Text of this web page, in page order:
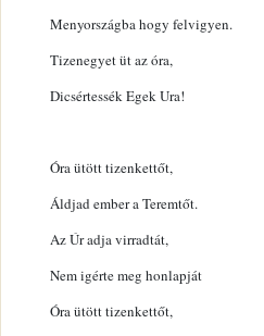
Menyországba hogy felvigyen.
Tizenegyet üt az óra,
Dicsértessék Egek Ura!
Óra ütött tizenkettőt,
Áldjad ember a Teremtőt.
Az Úr adja virradtát,
Nem igérte meg honlapját
Óra ütött tizenkettőt,